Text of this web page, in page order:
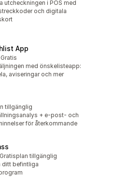
utcheckningen i POS med
och digitala
App
totalt
Gratis
med önskelisteapp:
aviseringar och mer
tillgänglig
+ e-post- och
för återkommande
totalt
Gratisplan tillgänglig
ditt befintliga